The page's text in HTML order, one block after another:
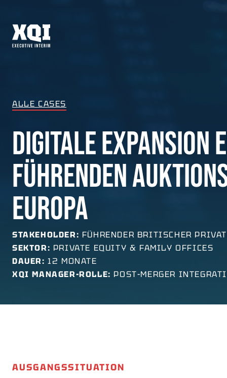
ALLE CASES
DIGITALE EXPANSION
FÜHRENDEN
EUROPA
STAKEHOLDER: FÜHRENDER BRITISCHER
SEKTOR: PRIVATE EQUITY & FAMILY OFFICES
DAUER:12 MONATE
XQI MANAGER-ROLLE: POST-MERGER
AUSGANGSSITUATION